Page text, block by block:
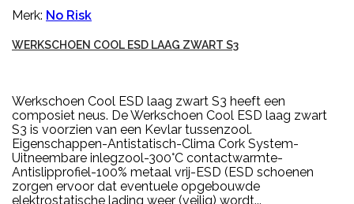
Merk: No Risk
WERKSCHOEN COOL ESD LAAG ZWART S3
Werkschoen Cool ESD laag zwart S3 heeft een
composiet neus. De Werkschoen Cool ESD laag zwart
S3 is voorzien van een Kevlar tussenzool.
Eigenschappen-Antistatisch-Clima Cork System-
Uitneembare inlegzool-300°C contactwarmte-
Antislipprofiel-100% metaal vrij-ESD (ESD schoenen
zorgen ervoor dat eventuele opgebouwde
elektrostatische lading weer (veilig) wordt...